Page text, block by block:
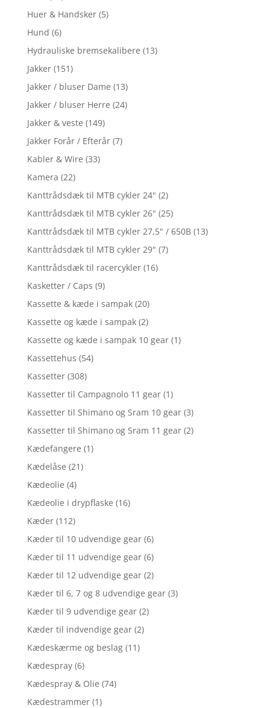
Huer & Handsker (5)
Hund (6)
Hydrauliske bremsekalibere (13)
Jakker (151)
Jakker / bluser Dame (13)
Jakker / bluser Herre (24)
Jakker & veste (149)
Jakker Forår / Efterår (7)
Kabler & Wire (33)
Kamera (22)
Kanttrådsdæk til MTB cykler 24" (2)
Kanttrådsdæk til MTB cykler 26" (25)
Kanttrådsdæk til MTB cykler 27,5" / 650B (13)
Kanttrådsdæk til MTB cykler 29" (7)
Kanttrådsdæk til racercykler (16)
Kasketter / Caps (9)
Kassette & kæde i sampak (20)
Kassette og kæde i sampak (2)
Kassette og kæde i sampak 10 gear (1)
Kassettehus (54)
Kassetter (308)
Kassetter til Campagnolo 11 gear (1)
Kassetter til Shimano og Sram 10 gear (3)
Kassetter til Shimano og Sram 11 gear (2)
Kædefangere (1)
Kædelåse (21)
Kædeolie (4)
Kædeolie i drypflaske (16)
Kæder (112)
Kæder til 10 udvendige gear (6)
Kæder til 11 udvendige gear (6)
Kæder til 12 udvendige gear (2)
Kæder til 6, 7 og 8 udvendige gear (3)
Kæder til 9 udvendige gear (2)
Kæder til indvendige gear (2)
Kædeskærme og beslag (11)
Kædespray (6)
Kædespray & Olie (74)
Kædestrammer (1)